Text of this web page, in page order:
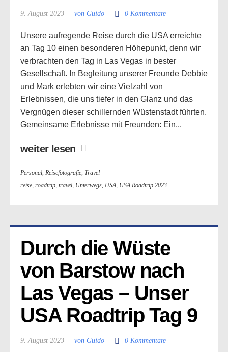
9. August 2023 von Guido 0 Kommentare
Unsere aufregende Reise durch die USA erreichte
an Tag 10 einen besonderen Höhepunkt, denn wir
verbrachten den Tag in Las Vegas in bester
Gesellschaft. In Begleitung unserer Freunde Debbie
und Mark erlebten wir eine Vielzahl von
Erlebnissen, die uns tiefer in den Glanz und das
Vergnügen dieser schillernden Wüstenstadt führten.
Gemeinsame Erlebnisse mit Freunden: Ein...
weiter lesen
Personal, Reisefotografie, Travel
reise, roadtrip, travel, Unterwegs, USA, USA Roadtrip 2023
Durch die Wüste
von Barstow nach
Las Vegas – Unser
USA Roadtrip Tag 9
9. August 2023 von Guido 0 Kommentare